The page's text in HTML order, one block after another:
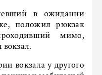
в ожидании
положил рюкзак
мимо,
вокзала у другого